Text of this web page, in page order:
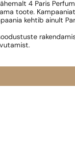
4 Paris
toote.
kehtib ainult